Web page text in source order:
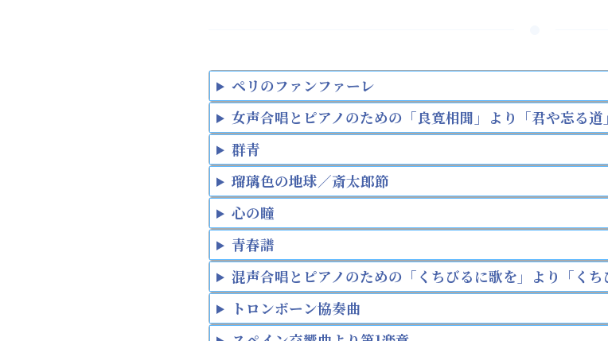
ペリのファンファーレ
女声合唱とピアノのための「良寛相聞」より「君や忘る道」
群青
瑠璃色の地球／斎太郎節
心の瞳
青春譜
混声合唱とピアノのための「くちびるに歌を」より「くち
トロンボーン協奏曲